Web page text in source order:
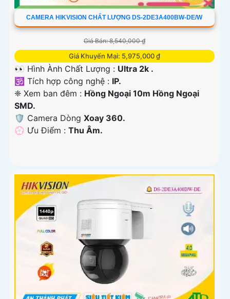
CAMERA HIKVISION CHẤT LƯỢNG DS-2DE3A400BW-DE/W
Giá Bán: 8,540,000 ₫
Giá Khuyến Mại: 5,975,000 ₫
👀 Hình Ành Chất Lượng : Ultra 2k .
🕉️ Tích hợp công nghệ : IP.
❈ Xem ban đêm : Hồng Ngoại 10m Hồng Ngoại
SMD.
🛡 Camera Dòng Xoay 360.
️💮 Ưu Điểm : Thu Âm.